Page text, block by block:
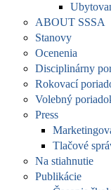
ABOUT SSSA
Stanovy
Ocenenia
Disciplinárny
Rokovací
Volebný
Press
Tlačové
Na stiahnutie
Publikácie